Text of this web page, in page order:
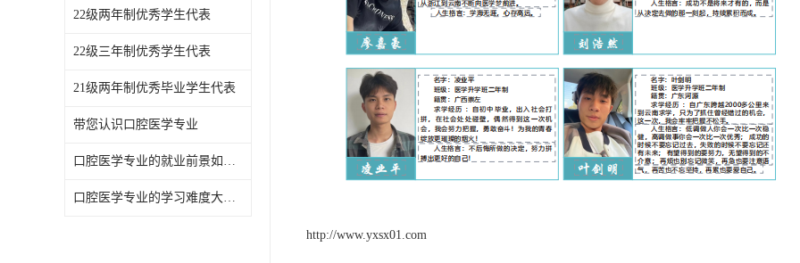
22级两年制优秀学生代表
22级三年制优秀学生代表
21级两年制优秀毕业学生代表
带您认识口腔医学专业
口腔医学专业的就业前景如何？
口腔医学专业的学习难度大吗？
http://www.yxsx01.com